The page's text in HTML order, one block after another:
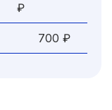
₽
700 ₽